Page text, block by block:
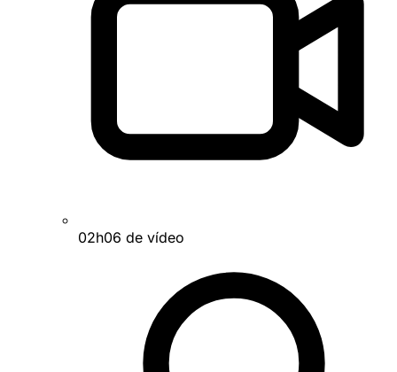
02h06 de vídeo